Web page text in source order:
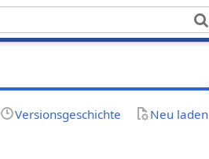
Versionsgeschichte Neu laden